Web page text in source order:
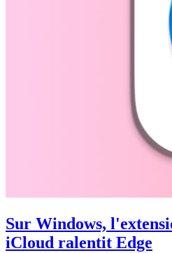
Sur Windows,
iCloud ralentit Edge